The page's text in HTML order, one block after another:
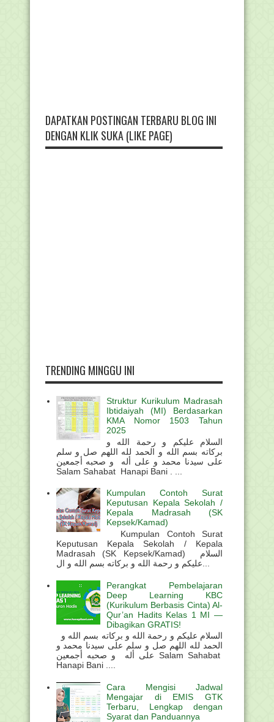
DAPATKAN POSTINGAN TERBARU BLOG INI
DENGAN KLIK SUKA (LIKE PAGE)
TRENDING MINGGU INI
Struktur Kurikulum Madrasah
Ibtidaiyah (MI) Berdasarkan
KMA Nomor 1503 Tahun
2025
السلام عليكم و رحمة الله و
بركاته بسم الله و الحمد لله اللهم صل و سلم
على سيدنا محمد و على أله و صحبه أجمعين
Salam Sahabat Hanapi Bani . ...
Kumpulan Contoh Surat
Keputusan Kepala Sekolah /
Kepala Madrasah (SK
Kepsek/Kamad)
Kumpulan Contoh Surat
Keputusan Kepala Sekolah / Kepala
Madrasah (SK Kepsek/Kamad) السلام
Perangkat Pembelajaran
Deep Learning KBC
(Kurikulum Berbasis Cinta) Al-
Qur’an Hadits Kelas 1 MI —
Dibagikan GRATIS!
الحمد لله اللهم صل و سلم على سيدنا محمد و
على أله و صحبه أجمعين Salam Sahabat
Hanapi Bani ....
Cara Mengisi Jadwal
Mengajar di EMIS GTK
Terbaru, Lengkap dengan
Syarat dan Panduannya